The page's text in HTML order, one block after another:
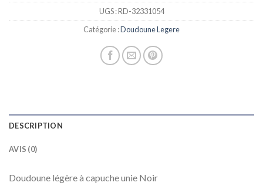
UGS :RD-32331054
Catégorie :Doudoune Legere
DESCRIPTION
AVIS (0)
Doudoune légère à capuche unie Noir